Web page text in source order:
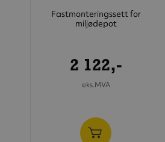
Fastmonteringssett for
miljødepot
2 122,-
eks.MVA